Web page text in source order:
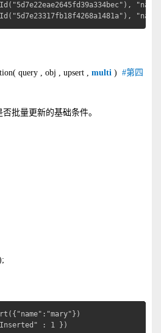
query , obj , upsert , multi ) #第四
批量更新的基础条件。
: 1 })